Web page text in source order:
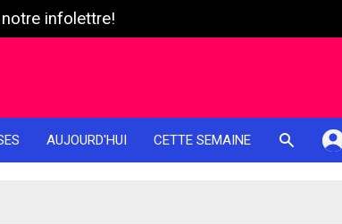
infolettre!
AUJOURD'HUI CETTE SEMAINE